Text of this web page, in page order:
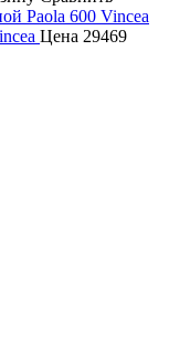
Цена 29469